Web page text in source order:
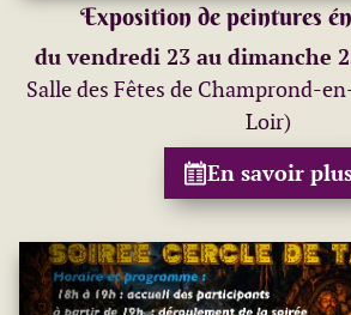
Exposition de peintures
du vendredi 23 au dimanche
Salle des Fêtes de Champrond-
Loir)
En savoir